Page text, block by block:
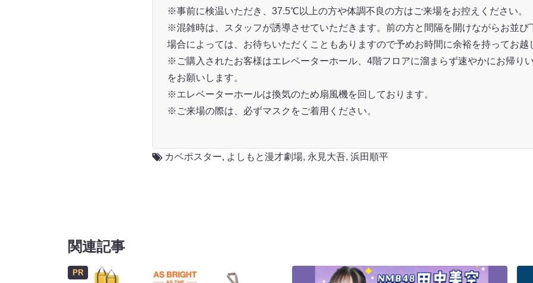
※事前に検温いただき、37.5℃以上の方や体調不良の方はご来場をお控えください。
※混雑時は、スタッフが誘導させていただきます。前の方と間隔を開けながらお並び
場合によっては、お待ちいただくこともありますので予めお時間に余裕を持ってお越
※ご購入されたお客様はエレベーターホール、4階フロアに溜まらず速やかにお帰り
をお願いします。
※エレベーターホールは換気のため扇風機を回しております。
※ご来場の際は、必ずマスクをご着用ください。
カベポスター, よしもと漫才劇場, 永見大吾, 浜田順平
関連記事
PR